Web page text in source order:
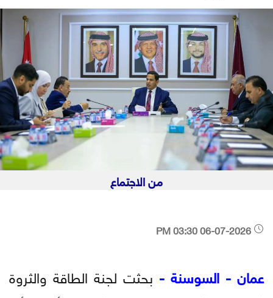
من الاجتماع
عمان - السوسنة - بحثت لجنة الطاقة والثروة